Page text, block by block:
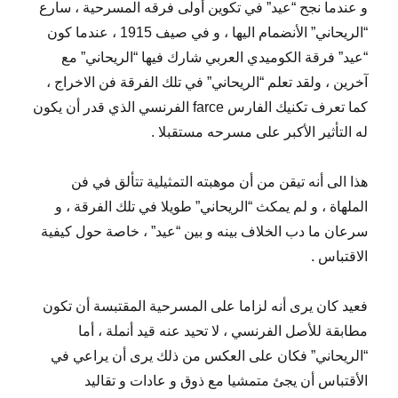
و عندما نجح “عيد” في تكوين أولى فرقه المسرحية ، سارع
“الريحاني” الأنضمام اليها ، و في صيف 1915 ، عندما كون
“عيد” فرقة الكوميدي العربي شارك فيها “الريحاني” مع
آخرين ، ولقد تعلم “الريحاني” في تلك الفرقة فن الاخراج ،
كما تعرف تكنيك الفارس farce الفرنسي الذي قدر أن يكون
له التأثير الأكبر على مسرحه مستقبلا .
هذا الى أنه تيقن من أن موهبته التمثيلية تتألق في فن
الملهاة ، و لم يمكث “الريحاني” طويلا في تلك الفرقة ، و
سرعان ما دب الخلاف بينه و بين “عيد” ، خاصة حول كيفية
الاقتباس .
فعيد كان يرى أنه لزاما على المسرحية المقتبسة أن تكون
مطابقة للأصل الفرنسي ، لا تحيد عنه قيد أنملة ، أما
“الريحاني” فكان على العكس من ذلك يرى أن يراعي في
الأقتباس أن يجئ متمشيا مع ذوق و عادات و تقاليد